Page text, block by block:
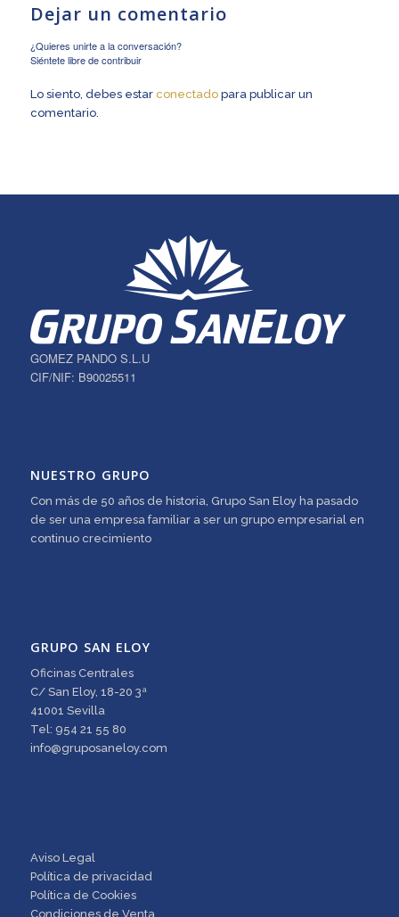
Dejar un comentario
¿Quieres unirte a la conversación?
Siéntete libre de contribuir
Lo siento, debes estar conectadopara publicar un
comentario.
GOMEZ PANDO S.L.U
CIF/NIF: B90025511
NUESTRO GRUPO
Con más de 50 años de historia, Grupo San Eloy ha pasado
de ser una empresa familiar a ser un grupo empresarial en
continuo crecimiento
GRUPO SAN ELOY
Oficinas Centrales
C/ San Eloy, 18-20 3ª
41001 Sevilla
Tel: 954 21 55 80
info@gruposaneloy.com
Aviso Legal
Política de privacidad
Política de Cookies
Condiciones de Venta